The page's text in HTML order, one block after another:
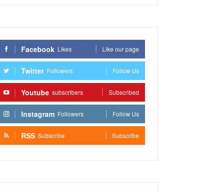
Facebook Likes Like our page
Twitter Followers Follow Us
Youtube subscribers Subscribed
Instagram Followers Follow Us
RSS Subscribe Subscribe